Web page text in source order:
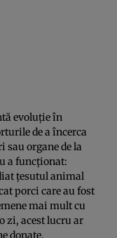
evoluție în
de a încerca
sau organe de la
a funcționat:
țesutul animal
porci care au fost
mai mult cu
zi, acest lucru ar
donate.